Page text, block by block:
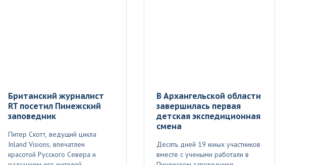
Британский журналист
RT посетил Пинежский
заповедник
Питер Скотт, ведущий цикла
Inland Visions, впечатлен
красотой Русского Севера и
В Архангельской области
завершилась первая
детская экспедиционная
смена
Десять дней 19 юных участников
вместе с учеными работали в